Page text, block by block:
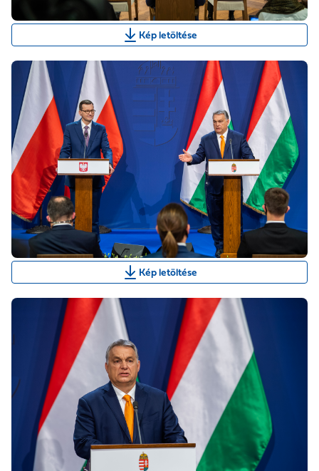
Kép letöltése
Kép letöltése